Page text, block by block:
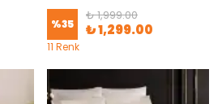
%35
₺ 1,999.00
₺ 1,299.00
11 Renk